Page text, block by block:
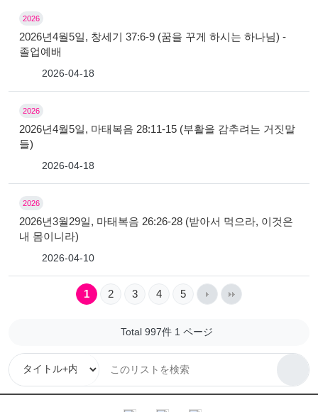
2026
2026년4월5일, 창세기 37:6-9 (꿈을 꾸게 하시는 하나님) -
졸업예배
2026-04-18
2026
2026년4월5일, 마태복음 28:11-15 (부활을 감추려는 거짓말
들)
2026-04-18
2026
2026년3월29일, 마태복음 26:26-28 (받아서 먹으라, 이것은
내 몸이니라)
2026-04-10
1 2 3 4 5
Total 997件1 ページ